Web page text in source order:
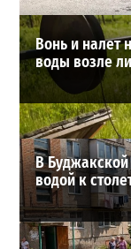
Вонь и налет
воды возле
В Буджакской
водой к